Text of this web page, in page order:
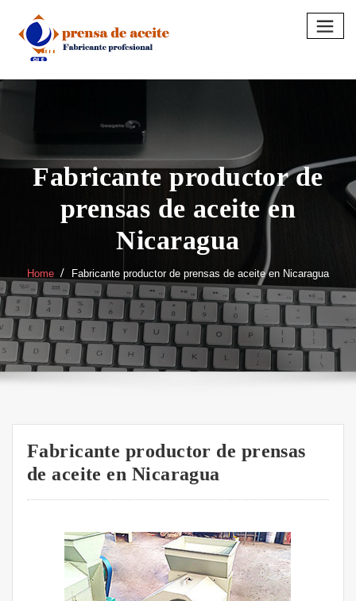
content
Fabricante productor de
prensas de aceite en
Nicaragua
Home Fabricante productor de prensas de aceite en Nicaragua
Fabricante productor de prensas
de aceite en Nicaragua